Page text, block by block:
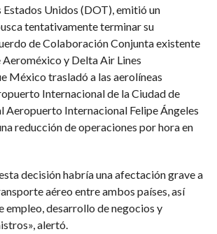
Unidos (DOT), emitió un
tentativamente terminar su
de Colaboración Conjunta existente
y Delta Air Lines
México trasladó a las aerolíneas
Internacional de la Ciudad de
Aeropuerto Internacional Felipe Ángeles
reducción de operaciones por hora en
decisión habría una afectación grave a
aéreo entre ambos países, así
empleo, desarrollo de negocios y
alertó.